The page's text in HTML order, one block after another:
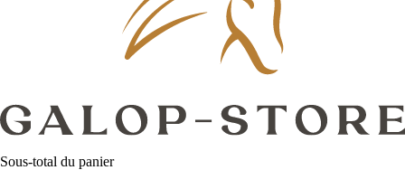
Sous-total du panier